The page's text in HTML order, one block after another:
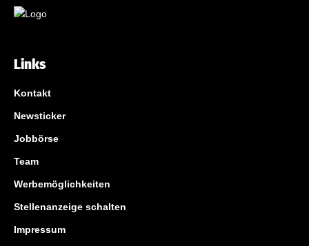
Links
Kontakt
Newsticker
Jobbörse
Team
Werbemöglichkeiten
Stellenanzeige schalten
Impressum